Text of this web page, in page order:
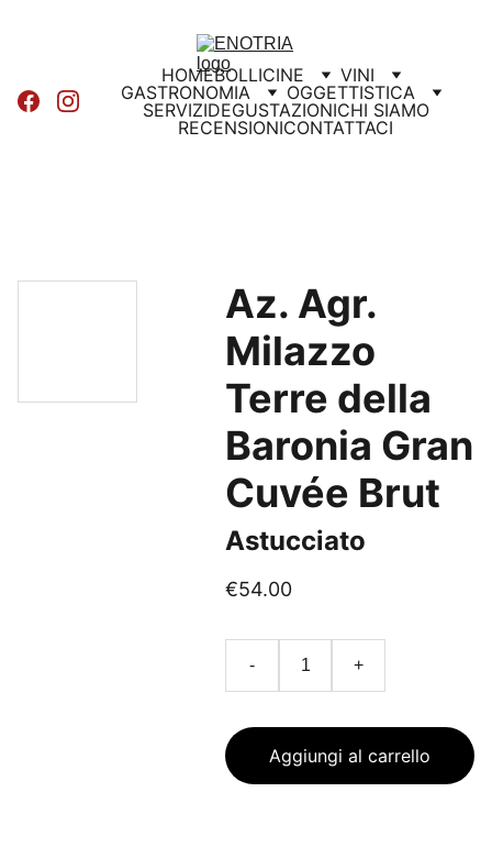
HOMEBOLLICINE
VINI
GASTRONOMIA
OGGETTISTICA
SERVIZIDEGUSTAZIONICHI SIAMO
RECENSIONICONTATTACI
Az. Agr.
Milazzo
Terre della
Baronia Gran
Cuvée Brut
Astucciato
€54.00
- +
Aggiungi al carrello